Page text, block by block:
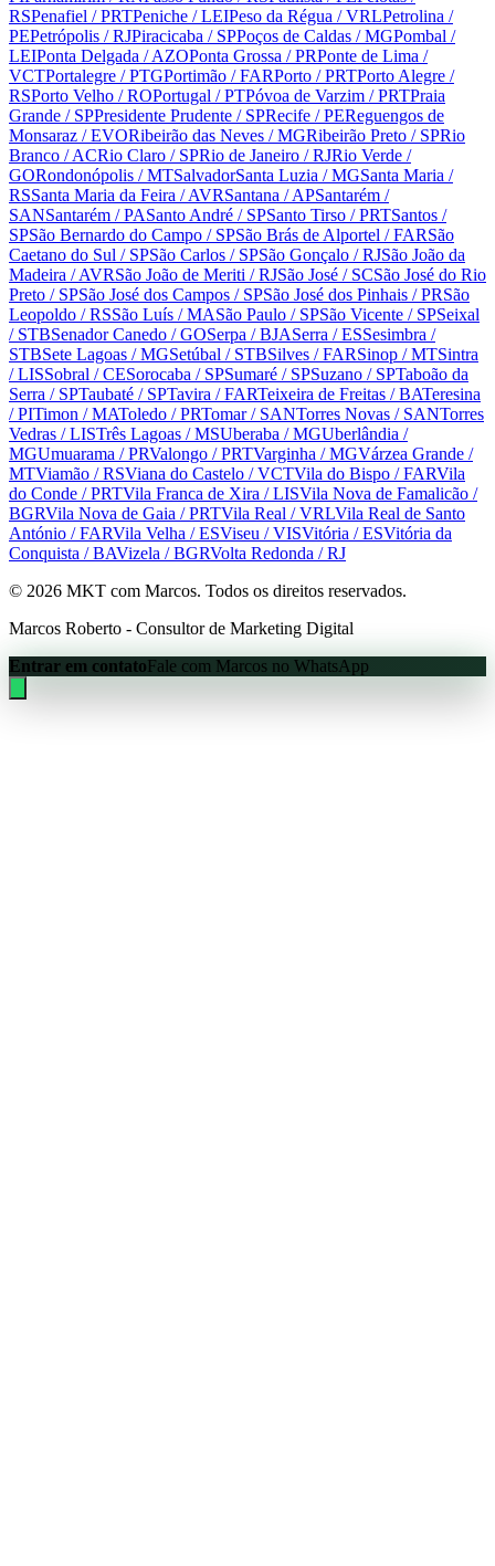
RSPenafiel / PRTPeniche / LEIPeso da Régua / VRLPetrolina /
PEPetrópolis / RJPiracicaba / SPPoços de Caldas / MGPombal /
LEIPonta Delgada / AZOPonta Grossa / PRPonte de Lima /
VCTPortalegre / PTGPortimão / FARPorto / PRTPorto Alegre /
RSPorto Velho / ROPortugal / PTPóvoa de Varzim / PRTPraia
Grande / SPPresidente Prudente / SPRecife / PEReguengos de
Monsaraz / EVORibeirão das Neves / MGRibeirão Preto / SPRio
Branco / ACRio Claro / SPRio de Janeiro / RJRio Verde /
GORondonópolis / MTSalvadorSanta Luzia / MGSanta Maria /
RSSanta Maria da Feira / AVRSantana / APSantarém /
SANSantarém / PASanto André / SPSanto Tirso / PRTSantos /
SPSão Bernardo do Campo / SPSão Brás de Alportel / FARSão
Caetano do Sul / SPSão Carlos / SPSão Gonçalo / RJSão João da
Madeira / AVRSão João de Meriti / RJSão José / SCSão José do Rio
Preto / SPSão José dos Campos / SPSão José dos Pinhais / PRSão
Leopoldo / RSSão Luís / MASão Paulo / SPSão Vicente / SPSeixal
/ STBSenador Canedo / GOSerpa / BJASerra / ESSesimbra /
STBSete Lagoas / MGSetúbal / STBSilves / FARSinop / MTSintra
/ LISSobral / CESorocaba / SPSumaré / SPSuzano / SPTaboão da
Serra / SPTaubaté / SPTavira / FARTeixeira de Freitas / BATeresina
/ PITimon / MAToledo / PRTomar/ SANTorres Novas / SANTorres
Vedras / LISTrês Lagoas / MSUberaba / MGUberlândia /
MGUmuarama / PRValongo / PRTVarginha / MGVárzea Grande /
MTViamão / RSViana do Castelo / VCTVila do Bispo / FARVila
do Conde / PRTVila Franca de Xira / LISVila Nova de Famalicão /
BGRVila Nova de Gaia / PRTVila Real / VRLVila Real de Santo
António / FARVila Velha / ESViseu / VISVitória / ESVitória da
Conquista / BAVizela / BGRVolta Redonda / RJ
© 2026 MKT com Marcos. Todos os direitos reservados.
Marcos Roberto - Consultor de Marketing Digital
Entrar em contatoFale com Marcos no WhatsApp